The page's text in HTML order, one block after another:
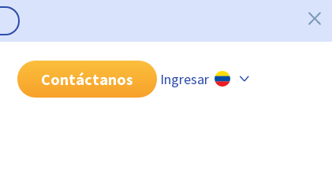
Contáctanos Ingresar